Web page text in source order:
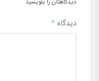
دیدگاه *